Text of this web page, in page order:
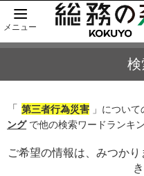
メニュー
「 第三者行為災害 」につい
ングで他の検索ワードランキ
ご希望の情報は、みつかり